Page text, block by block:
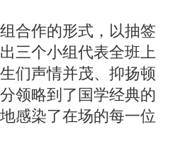
作的形式，以抽签
三个小组代表全班上
们声情并茂、抑扬顿
领略到了国学经典的
感染了在场的每一位